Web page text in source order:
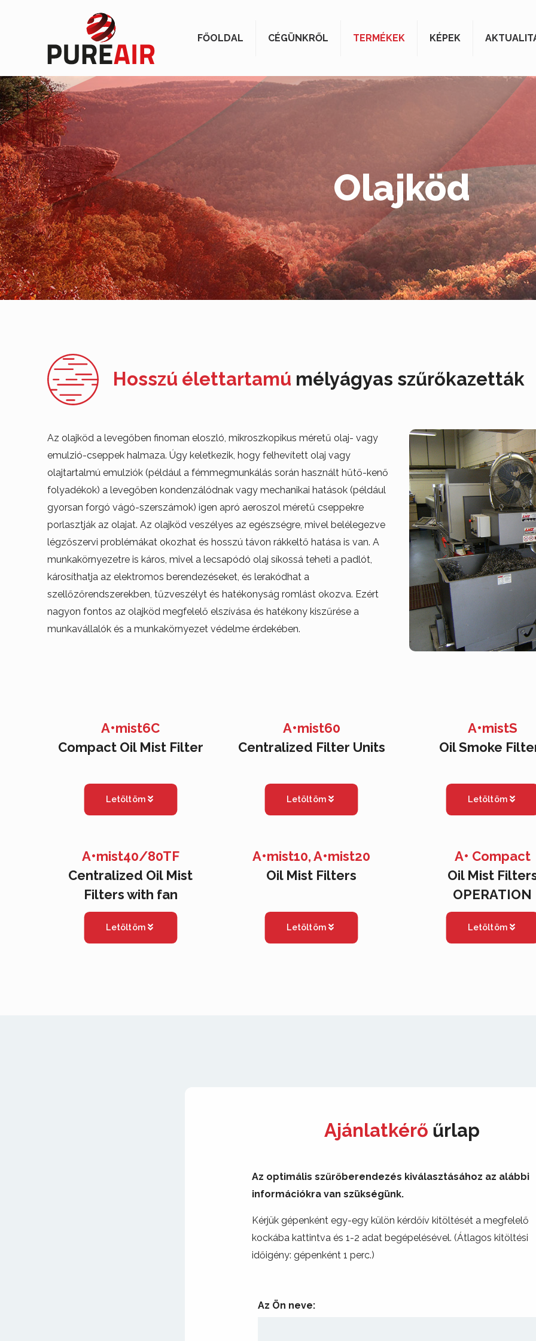
FŐOLDAL CÉGÜNKRŐL TERMÉKEK KÉPEK
Olajköd
Hosszú élettartamú mélyágyas szűrőkazetták
Az olajköd a levegőben finoman eloszló, mikroszkopikus méretű olaj- vagy
emulzió-cseppek halmaza. Úgy keletkezik, hogy felhevített olaj vagy
olajtartalmú emulziók (például a fémmegmunkálás során használt hűtő-kenő
folyadékok) a levegőben kondenzálódnak vagy mechanikai hatások (például
gyorsan forgó vágó-szerszámok) igen apró aeroszol méretű cseppekre
porlasztják az olajat. Az olajköd veszélyes az egészségre, mivel belélegezve
légzőszervi problémákat okozhat és hosszú távon rákkeltő hatása is van. A
munkakörnyezetre is káros, mivel a lecsapódó olaj síkossá teheti a padlót,
károsíthatja az elektromos berendezéseket, és lerakódhat a
szellőzőrendszerekben, tűzveszélyt és hatékonyság romlást okozva. Ezért
nagyon fontos az olajköd megfelelő elszívása és hatékony kiszűrése a
munkavállalók és a munkakörnyezet védelme érdekében.
A•mist6C
Compact Oil Mist Filter
Letöltöm
A•mist60
Centralized Filter Units
Letöltöm
A•mistS
Oil Smoke
Letöltöm
A•mist40/80TF
Centralized Oil Mist
Filters with fan
Letöltöm
A•mist10, A•mist20
Oil Mist Filters
Letöltöm
A• Compact
Oil Mist
OPERATION
Letöltöm
Ajánlatkérő űrlap
Az optimális szűrőberendezés kiválasztásához az alábbi
információkra van szükségünk.
Kérjük gépenként egy-egy külön kérdőív kitöltését a megfelelő
kockába kattintva és 1-2 adat begépelésével. (Átlagos kitöltési
időigény: gépenként 1 perc.)
Az Ön neve: